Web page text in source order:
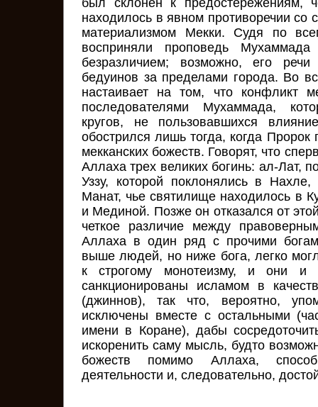
был склонен к предостережениям,
находилось в явном противоречии со
материализмом Мекки. Судя по
восприняли проповедь
безразличием; возможно, его
бедуинов за пределами города. Во
настаивает на том, что конфликт
последователями Мухаммада,
кругов, не пользовавшихся
обострился лишь тогда, когда
мекканских божеств. Говорят, что
Аллаха трех великих богинь: ал-Лат,
Уззу, которой поклонялись в
Манат, чье святилище находилось в
и Мединой. Позже он отказался от
четкое различие между
Аллаха в один ряд с прочими
выше людей, но ниже бога, легко
к строгому монотеизму, и они
санкционированы исламом в
(джиннов), так что, вероятно,
исключены вместе с остальными
имени в Коране), дабы
искоренить саму мысль, будто
божеств помимо Аллаха,
деятельности и, следовательно,